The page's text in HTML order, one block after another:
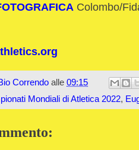
Colombo/
Correndo alle 09:15
Mondiali di Atletica 2022,